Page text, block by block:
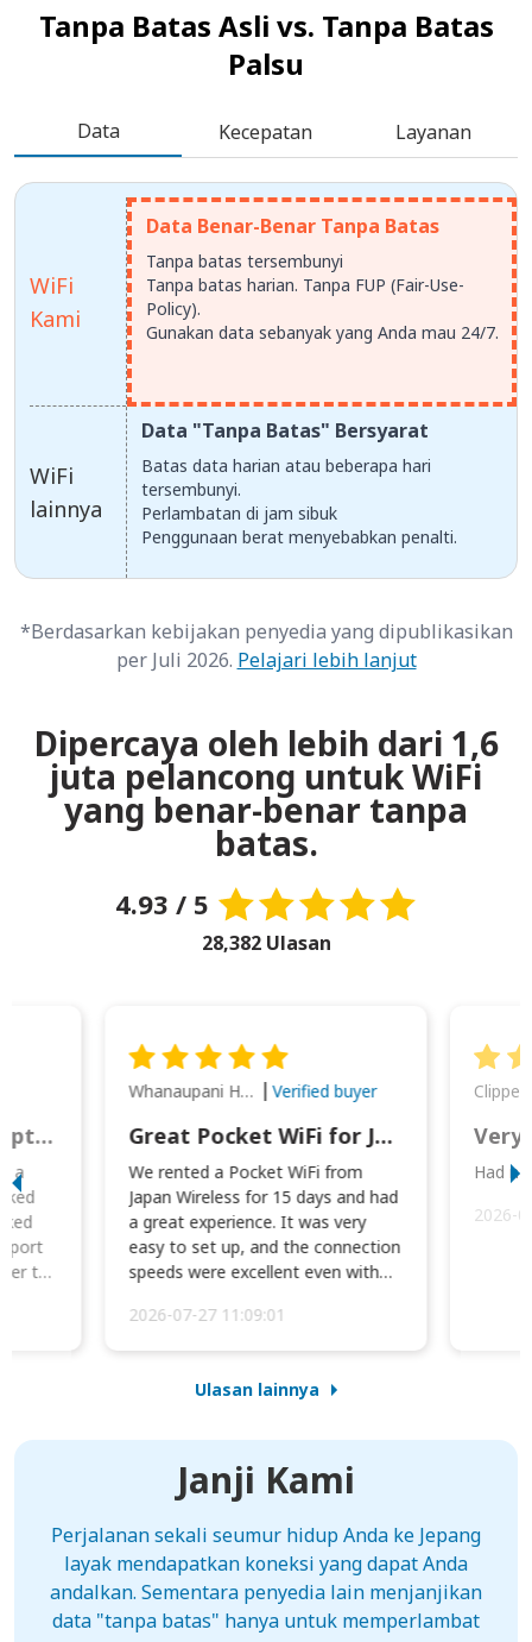
Tanpa Batas Asli vs. Tanpa Batas
Palsu
Data Kecepatan Layanan
WiFi
Kami
WiFi
lainnya
Data Benar-Benar Tanpa Batas
Tanpa batas tersembunyi
Tanpa batas harian. Tanpa FUP (Fair-Use-
Policy).
Gunakan data sebanyak yang Anda mau 24/7.
Data "Tanpa Batas" Bersyarat
Batas data harian atau beberapa hari
tersembunyi.
Perlambatan di jam sibuk
Penggunaan berat menyebabkan penalti.
*Berdasarkan kebijakan penyedia yang dipublikasikan
per Juli 2026. Pelajari lebih lanjut
Dipercaya oleh lebih dari 1,6
juta pelancong untuk WiFi
yang benar-benar tanpa
batas.
4.93 / 5
28,382 Ulasan
This was wonderful option to a family of four. Everything worked smoothly.
a
to
Whanaupani Henry Joseph Macown Verified buyer
Great Pocket WiFi for Japan Travel
We rented a Pocket WiFi from
Japan Wireless for 15 days and had
a great experience. It was very
easy to set up, and the connection
speeds were excellent even with
2026-07-27 11:09:01
Very
Had
2026-
Ulasan lainnya
Janji Kami
Perjalanan sekali seumur hidup Anda ke Jepang
layak mendapatkan koneksi yang dapat Anda
andalkan. Sementara penyedia lain menjanjikan
data "tanpa batas" hanya untuk memperlambat